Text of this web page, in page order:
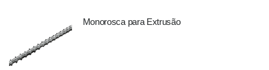
Monorosca para Extrusão